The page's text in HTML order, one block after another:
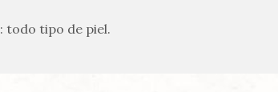
: todo tipo de piel.